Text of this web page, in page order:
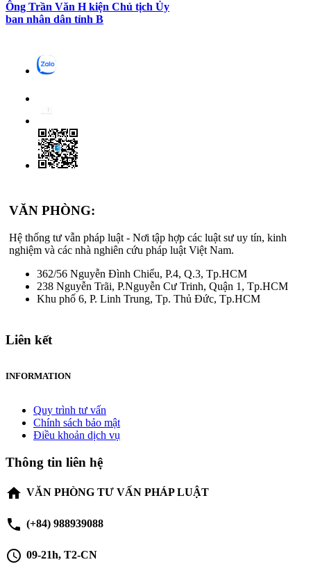
Ông Trần Văn H kiện Chủ tịch Ủy
ban nhân dân tỉnh B
VĂN PHÒNG:
Hệ thống tư vẫn pháp luật - Nơi tập hợp các luật sư uy tín, kinh
nghiệm và các nhà nghiên cứu pháp luật Việt Nam.
362/56 Nguyễn Đình Chiểu, P.4, Q.3, Tp.HCM
238 Nguyễn Trãi, P.Nguyễn Cư Trinh, Quận 1, Tp.HCM
Khu phố 6, P. Linh Trung, Tp. Thủ Đức, Tp.HCM
Liên kết
INFORMATION
Quy trình tư vấn
Chính sách bảo mật
Điều khoản dịch vụ
Thông tin liên hệ
home VĂN PHÒNG TƯ VẤN PHÁP LUẬT
phone (+84) 988939088
schedule 09-21h, T2-CN